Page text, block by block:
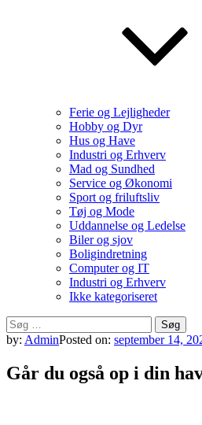
Ferie og Lejligheder
Hobby og Dyr
Hus og Have
Industri og Erhverv
Mad og Sundhed
Service og Økonomi
Sport og friluftsliv
Tøj og Mode
Uddannelse og Ledelse
Biler og sjov
Boligindretning
Computer og IT
Industri og Erhverv
Ikke kategoriseret
Søg
efter:
by: AdminPosted on: september 14,
Går du også op i din